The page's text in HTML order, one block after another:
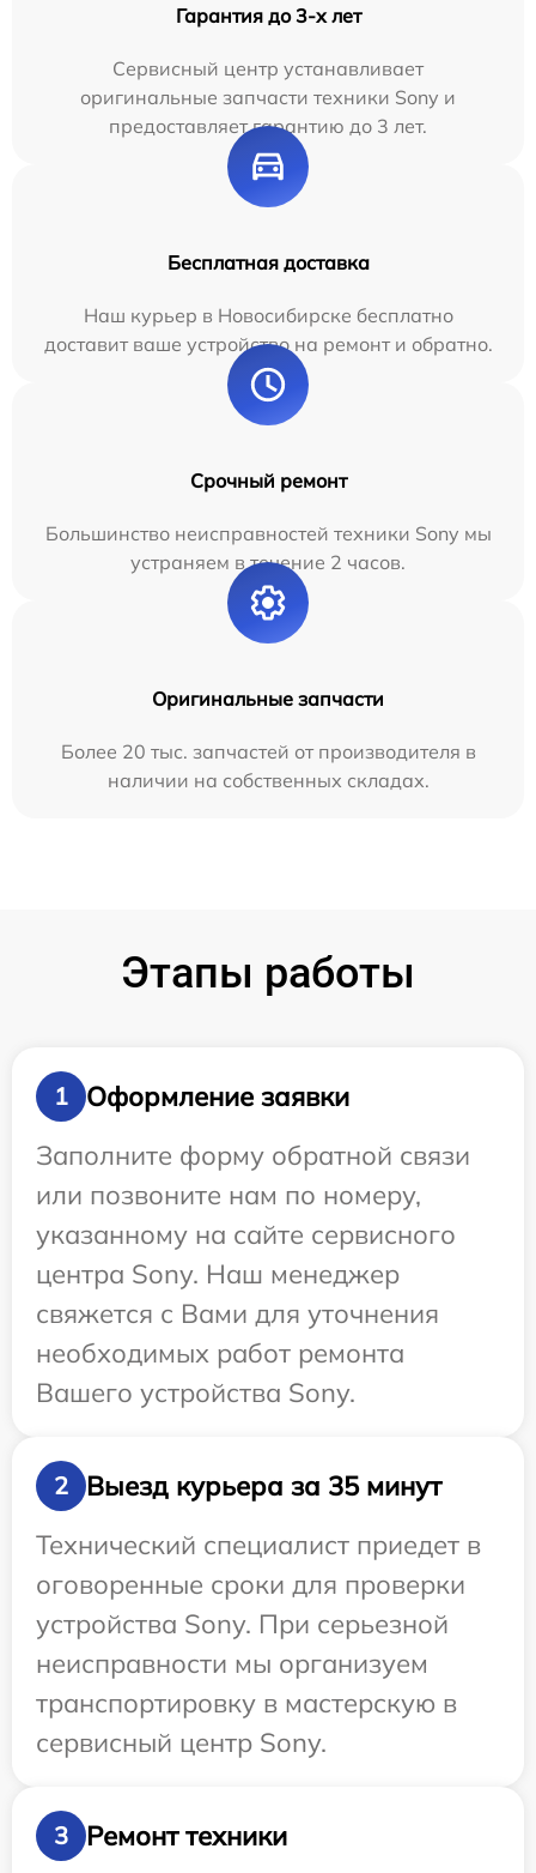
Гарантия до 3-х лет
Сервисный центр устанавливает
оригинальные запчасти техники Sony и
предоставляет гарантию до 3 лет.
Бесплатная доставка
Наш курьер в Новосибирске бесплатно
доставит ваше устройство на ремонт и обратно.
Срочный ремонт
Большинство неисправностей техники Sony мы
устраняем в течение 2 часов.
Оригинальные запчасти
Более 20 тыс. запчастей от производителя в
наличии на собственных складах.
Этапы работы
1
Оформление заявки
Заполните форму обратной связи
или позвоните нам по номеру,
указанному на сайте сервисного
центра Sony. Наш менеджер
свяжется с Вами для уточнения
необходимых работ ремонта
Вашего устройства Sony.
2
Выезд курьера за 35 минут
Технический специалист приедет в
оговоренные сроки для проверки
устройства Sony. При серьезной
неисправности мы организуем
транспортировку в мастерскую в
сервисный центр Sony.
3 Ремонт техники